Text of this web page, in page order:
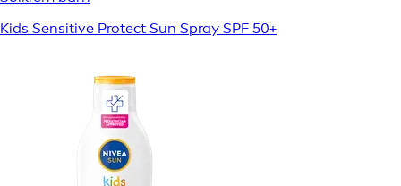
Kids Sensitive Protect Sun Spray SPF 50+